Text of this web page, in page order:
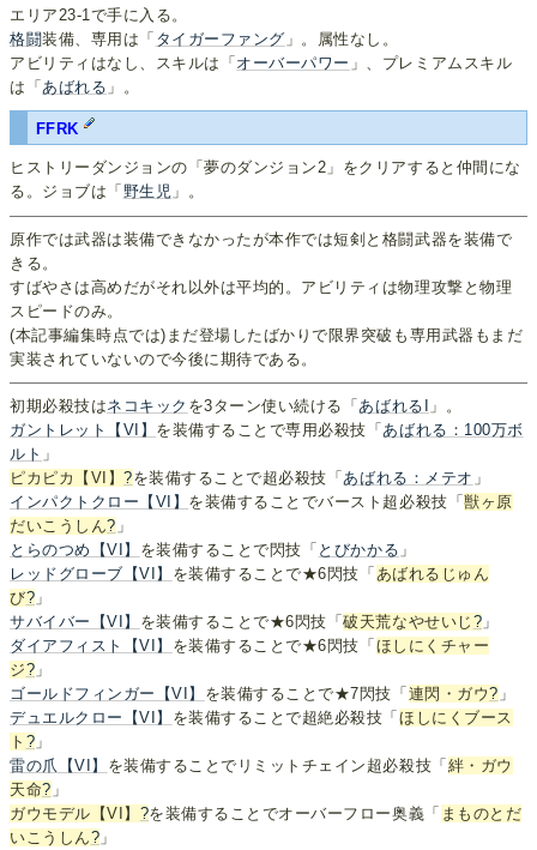
エリア23-1で手に入る。
格闘装備、専用は「 タイガーファング 」。属性なし。
アビリティはなし、スキルは「 オーバーパワー 」、プレミアムスキル
は「あばれる 」。
FFRK
ヒストリーダンジョンの「夢のダンジョン2」をクリアすると仲間にな
る。ジョブは「 野生児 」。
原作では武器は装備できなかったが本作では短剣と格闘武器を装備で
きる。
すばやさは高めだがそれ以外は平均的。アビリティは物理攻撃と物理
スピードのみ。
(本記事編集時点では)まだ登場したばかりで限界突破も専用武器もまだ
実装されていないので今後に期待である。
初期必殺技はネコキック を3ターン使い続ける「 あばれるI
」。
ガントレット【VI】 を装備することで専用必殺技「 あばれる：100万ボ
ルト 」
ピカピカ【VI】?を装備することで超必殺技「 あばれる：メテオ 」
インパクトクロー【VI】 を装備することでバースト超必殺技「獣ヶ原
だいこうしん? 」
とらのつめ【VI】 を装備することで閃技「 とびかかる 」
レッドグローブ【VI】 を装備することで★6閃技「 あばれるじゅん
び? 」
サバイバー【VI】 を装備することで★6閃技「破天荒なやせいじ ? 」
ダイアフィスト【VI】 を装備することで★6閃技「 ほしにくチャー
ジ? 」
ゴールドフィンガー【VI】 を装備することで★7閃技「 連閃・ガウ? 」
デュエルクロー【VI】 を装備することで超絶必殺技「ほしにくブース
ト ? 」
雷の爪【VI】 を装備することでリミットチェイン超必殺技「 絆・ガウ
天命? 」
ガウモデル【VI】 ?を装備することでオーバーフロー奥義「 まものとだ
いこうしん? 」